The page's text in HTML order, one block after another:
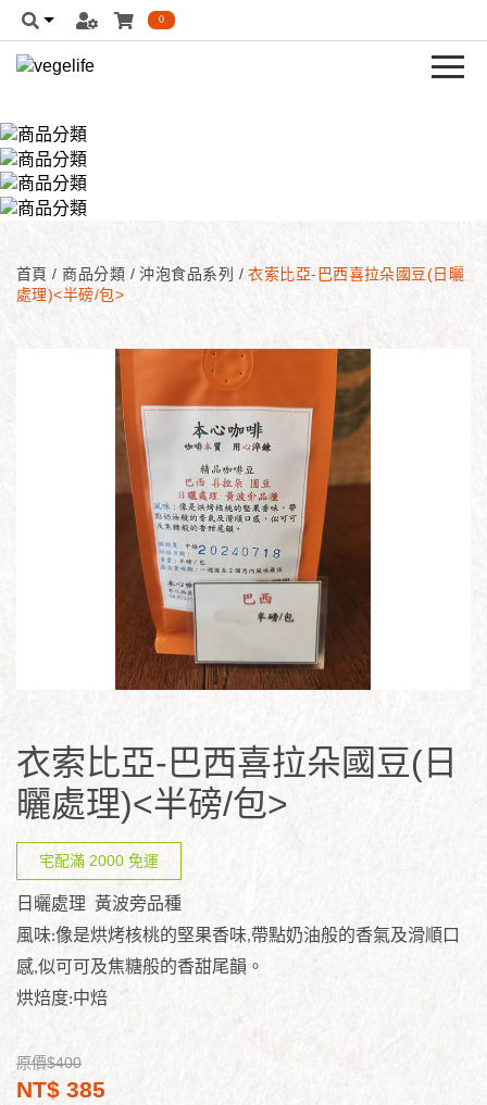
0
首頁/ 商品分類 /沖泡食品系列 / 衣索比亞-巴西喜拉朵國豆(日曬
處理)<半磅/包>
衣索比亞-巴西喜拉朵國豆(日
曬處理)<半磅/包>
宅配滿 2000 免運
日曬處理
黃波旁品種
風味:像是烘烤核桃的堅果香味,帶點奶油般的香氣及滑順口
感,似可可及焦糖般的香甜尾韻。
烘焙度:中焙
原價$400
NT$ 385